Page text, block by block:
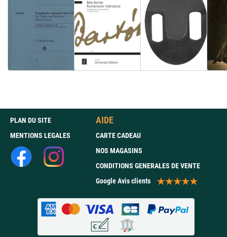
PLAN DU SITE
MENTIONS LEGALES
AIDE
CARTE CADEAU
NOS MAGASINS
CONDITIONS GENERALES DE VENTE
Google Avis clients